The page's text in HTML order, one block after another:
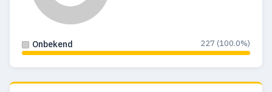
Onbekend 227 (100.0%)